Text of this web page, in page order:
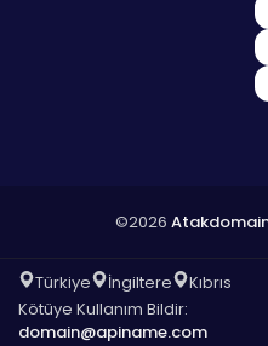
©2026
Türkiye İngiltere
Kıbrıs
Kötüye Kullanım Bildir:
domain@apiname.com